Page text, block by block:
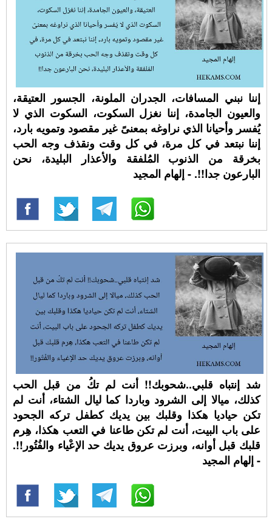
إننا نبني المسافات، الجدران الملونة، الجسور العتيقة،
والعيون الجامدة، إننا نغزل السكوت، السكوت الذي لا
يُفسر وأحيانا الذي نراوغه بمعنىً غير مقصود وتمويه بارد،
إننا نبتعد في كل مرة، في كل وقت ونقذف وجه الحب
بخرقة من الذنوب المُلفقة والأعذار البليدة، نحن
البارعون جدا!!. - إلهام المجيد
شد إنتباه قلبي..شحوبك!! أنت لم تكُ من قبل الحب
كذلك، ميالا إلى الشرود وباردا كما ليال الشتاء، أنت لم
تكن حياديا هكذا وقلبك بين يديك كطفل تركه الجحود
على باب البيت، أنت لم تكن طاعنا في التعب هكذا، هِرم
قلبك قبل أوانه، وبرزت عروق يديك حد الإعْياء والفُتُور!!.
- إلهام المجيد